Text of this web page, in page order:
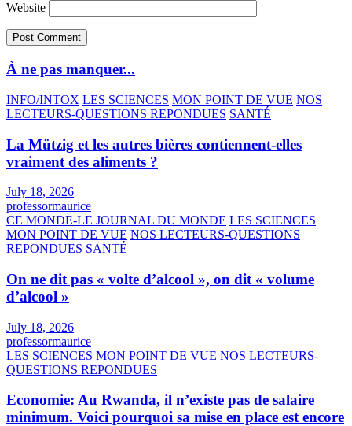
Website
À ne pas manquer...
INFO/INTOX LES SCIENCES MON POINT DE VUE NOS
LECTEURS-QUESTIONS REPONDUES SANTÉ
La Mützig et les autres bières contiennent-elles
vraiment des aliments ?
July 18, 2026
professormaurice
CE MONDE-LE JOURNAL DU MONDE LES SCIENCES
MON POINT DE VUE NOS LECTEURS-QUESTIONS
REPONDUES SANTÉ
On ne dit pas « volte d’alcool », on dit « volume
d’alcool »
July 18, 2026
professormaurice
LES SCIENCES MON POINT DE VUE NOS LECTEURS-
QUESTIONS REPONDUES
Economie: Au Rwanda, il n’existe pas de salaire
minimum. Voici pourquoi sa mise en place est encore